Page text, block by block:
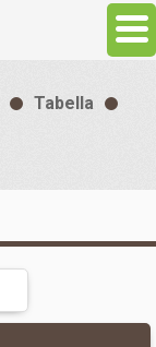
Tabella